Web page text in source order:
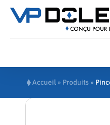
Accueil » Produits »